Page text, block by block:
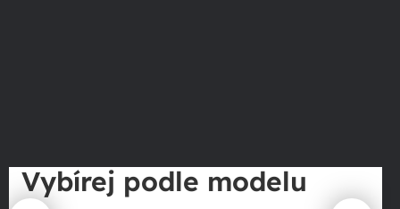
Vybírej podle modelu